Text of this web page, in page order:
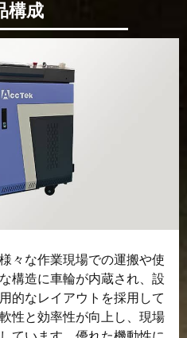
構成
々な作業現場での運搬や使
構造に車輪が内蔵され、設
的なレイアウトを採用して
性と効率性が向上し、現場